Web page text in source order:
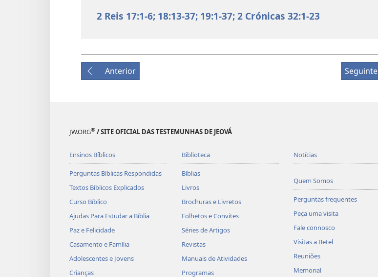
2 Reis 17:1-6; 18:13-37; 19:1-37;2 Crónicas 32:1-23
Anterior Seguinte
JW.ORG® / SITE OFICIAL DAS TESTEMUNHAS DE JEOVÁ
Ensinos Bíblicos
Perguntas Bíblicas Respondidas
Textos Bíblicos Explicados
Curso Bíblico
Ajudas Para Estudar a Bíblia
Paz e Felicidade
Casamento e Família
Adolescentes e Jovens
Crianças
Biblioteca
Bíblias
Livros
Brochuras e Livretos
Folhetos e Convites
Séries de Artigos
Revistas
Manuais de Atividades
Programas
Notícias
Quem Somos
Perguntas frequentes
Peça uma visita
Fale connosco
Visitas a Betel
Reuniões
Memorial